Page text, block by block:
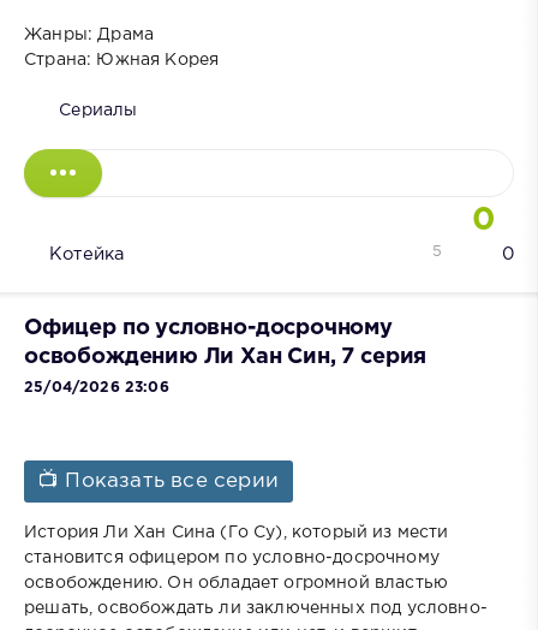
Жанры: Драма
Страна: Южная Корея
Сериалы
0
Котейка 0
5
Офицер по условно-досрочному
освобождению Ли Хан Син, 7 серия
25/04/2026 23:06
📺 Показать все серии
История Ли Хан Сина (Го Су), который из мести
становится офицером по условно-досрочному
освобождению. Он обладает огромной властью
решать, освобождать ли заключенных под условно-